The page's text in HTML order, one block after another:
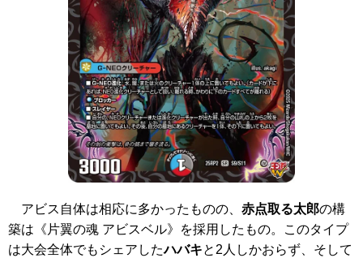
アビス自体は相応に多かったものの、 赤点取る太郎の構
築は 《片翼の魂 アビスベル》
を採用したもの。このタイプ
は大会全体でもシェアしたハバキと2人しかおらず、そして